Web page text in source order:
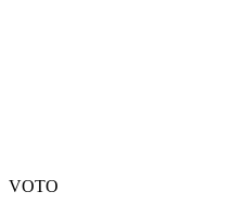
VOTO